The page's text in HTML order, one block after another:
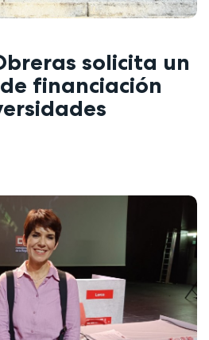
solicita un
de financiación